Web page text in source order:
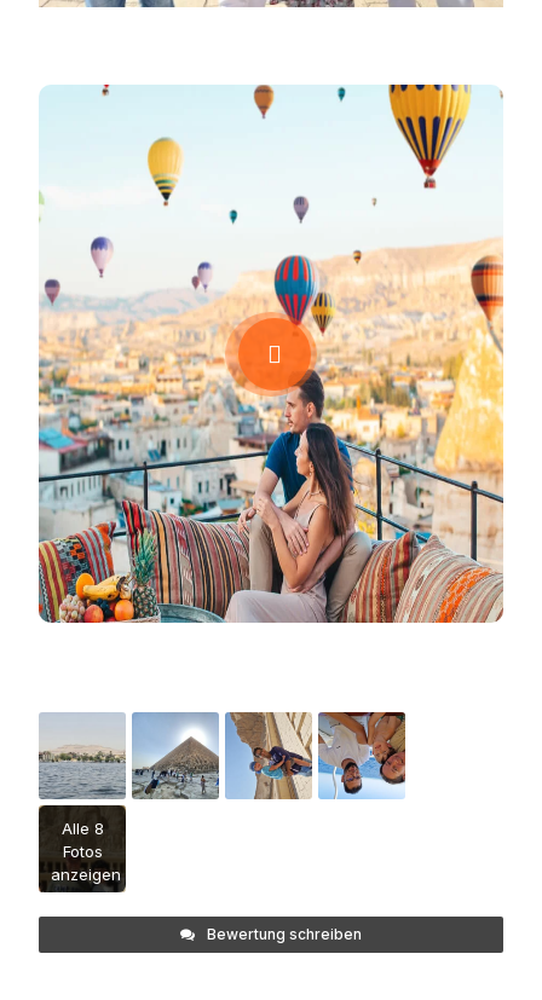
Alle 8
Fotos
anzeigen
Bewertung schreiben